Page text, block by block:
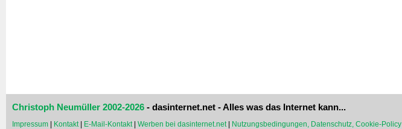
Christoph Neumüller 2002-2026 - dasinternet.net - Alles was das Internet kann...
Impressum Kontakt| E-Mail-Kontakt| Werben bei dasinternet.net| Nutzungsbedingungen, Datenschutz, Cookie-Policy